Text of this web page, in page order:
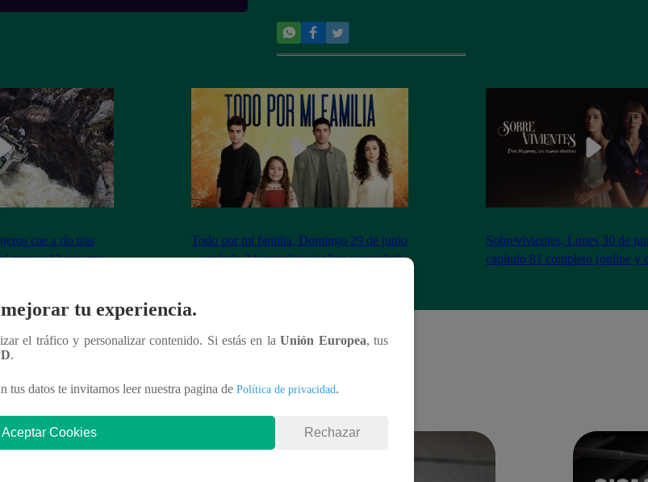
cae a río tras
menos 12 muertos
Todo por mi familia, Domingo 29 de junio
– capítulo 24 completo (online y español)
Sobrevivientes, Lunes 30 de
capítulo 81 completo (online y
tu experiencia.
el tráfico y personalizar contenido. Si estás en laUnión Europea, tus
.
tus datos te invitamos leer nuestra pagina de Política de privacidad.
Aceptar Cookies Rechazar